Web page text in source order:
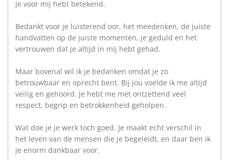
je voor mij hebt betekend.
Bedankt voor je luisterend oor, het meedenken, de juiste
handvatten op de juiste momenten, je geduld en het
vertrouwen dat je altijd in mij hebt gehad.
Maar bovenal wil ik je bedanken omdat je zo
betrouwbaar en oprecht bent. Bij jou voelde ik me altijd
veilig en gehoord. Je hebt me met ontzettend veel
respect, begrip en betrokkenheid geholpen.
Wat doe je je werk toch goed. Je maakt echt verschil in
het leven van de mensen die je begeleidt, en daar ben ik
je enorm dankbaar voor.